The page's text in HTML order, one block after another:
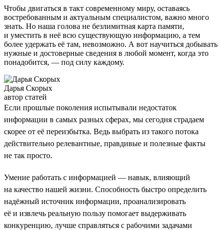
Чтобы двигаться в такт современному миру, оставаясь
востребованным и актуальным специалистом, важно много
знать. Но наша голова не безлимитная карта памяти,
и уместить в неё всю существующую информацию, а тем
более удержать её там, невозможно. А вот научиться добывать
нужные и достоверные сведения в любой момент, когда это
понадобится, — под силу каждому.
Дарья Скорых
автор статей
Если прошлые поколения испытывали недостаток
информации в самых разных сферах, мы сегодня страдаем
скорее от её переизбытка. Ведь выбрать из такого потока
действительно релевантные, правдивые и полезные факты
не так просто.
Умение работать с информацией — навык, влияющий
на качество нашей жизни. Способность быстро определить
надёжный источник информации, проанализировать
её и извлечь реальную пользу помогает выдерживать
конкуренцию, лучше справляться с рабочими задачами